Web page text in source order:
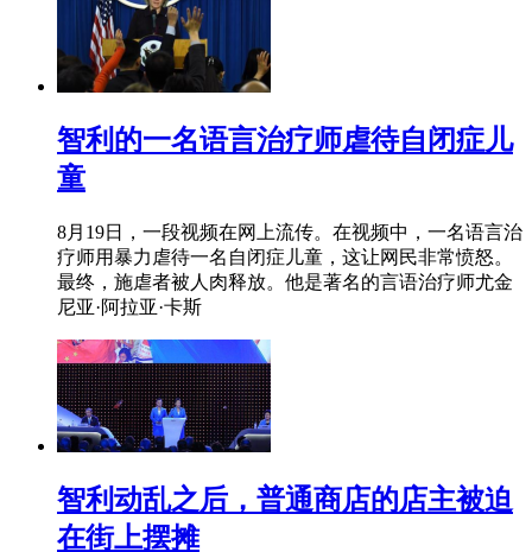
智利的一名语言治疗师虐待自闭症儿
童
8月19日，一段视频在网上流传。在视频中，一名语言治
疗师用暴力虐待一名自闭症儿童，这让网民非常愤怒。
最终，施虐者被人肉释放。他是著名的言语治疗师尤金
尼亚·阿拉亚·卡斯
智利动乱之后，普通商店的店主被迫
在街上摆摊